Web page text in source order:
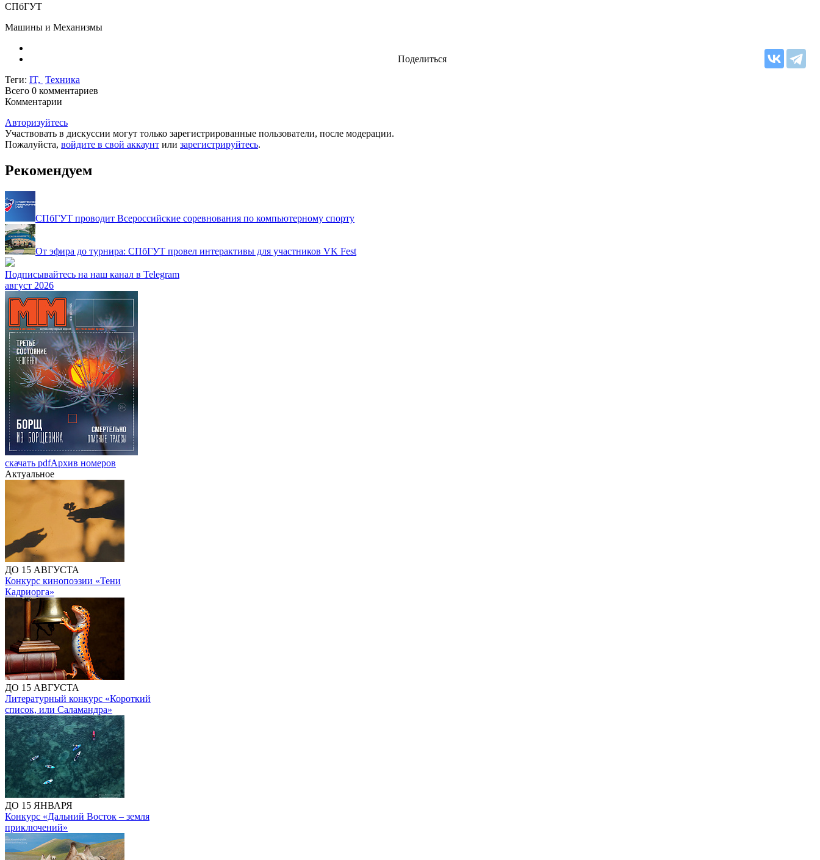
СПбГУТ
Машины и Механизмы
Поделиться
Теги: IT, Техника
Всего 0 комментариев
Комментарии
Авторизуйтесь
Участвовать в дискуссии могут только зарегистрированные пользователи, после модерации.
Пожалуйста, войдите в свой аккаунт или зарегистрируйтесь.
Рекомендуем
СПбГУТ проводит Всероссийские соревнования по компьютерному спорту
От эфира до турнира: СПбГУТ провел интерактивы для участников VK Fest
Подписывайтесь на наш канал в Telegram
август 2026
скачать pdfАрхив номеров
Актуальное
ДО 15 АВГУСТА
Конкурс кинопоэзии «Тени
Кадриорга»
ДО 15 АВГУСТА
Литературный конкурс «Короткий
список, или Саламандра»
ДО 15 ЯНВАРЯ
Конкурс «Дальний Восток – земля
приключений»